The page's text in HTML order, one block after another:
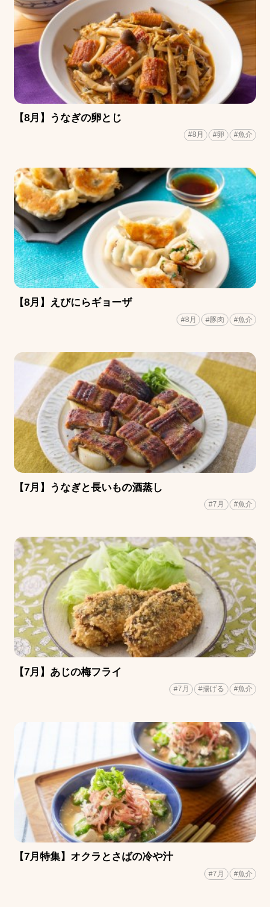
【8月】うなぎの卵とじ
#8月 #卵 #魚介
【8月】えびにらギョーザ
#8月 #豚肉 #魚介
【7月】うなぎと長いもの酒蒸し
#7月 #魚介
【7月】あじの梅フライ
#7月 #揚げる #魚介
【7月特集】オクラとさばの冷や汁
#7月 #魚介